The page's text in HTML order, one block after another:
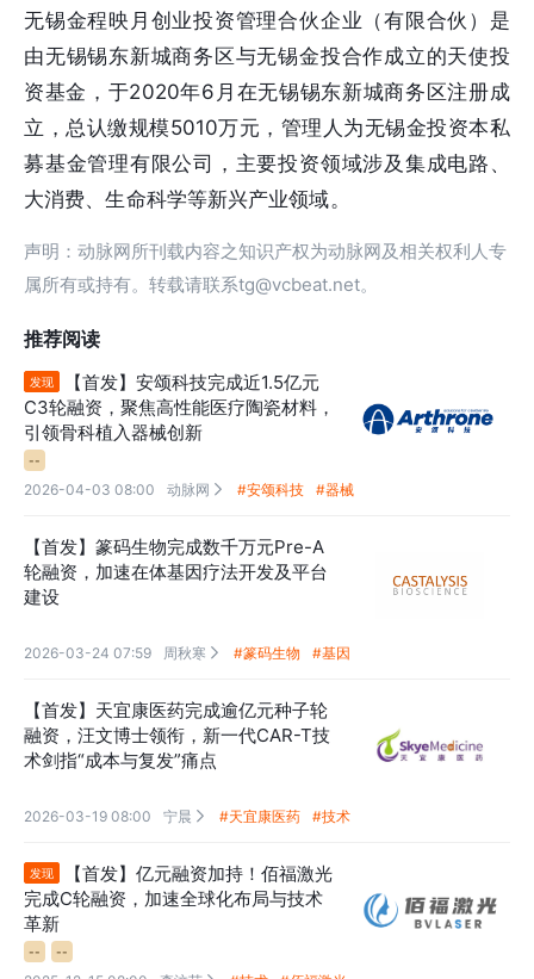
无锡金程映月创业投资管理合伙企业（有限合伙）是
由无锡锡东新城商务区与无锡金投合作成立的天使投
资基金，于2020年6月在无锡锡东新城商务区注册成
立，总认缴规模5010万元，管理人为无锡金投资本私
募基金管理有限公司，主要投资领域涉及集成电路、
大消费、生命科学等新兴产业领域。
声明：动脉网所刊载内容之知识产权为动脉网及相关权利人专
属所有或持有。转载请联系tg@vcbeat.net。
推荐阅读
发现
【首发】安颂科技完成近1.5亿元
C3轮融资，聚焦高性能医疗陶瓷材料，
引领骨科植入器械创新
--
2026-04-03 08:00 动脉网  #安颂科技 #器械
【首发】篆码生物完成数千万元Pre-A
轮融资，加速在体基因疗法开发及平台
建设
2026-03-24 07:59 周秋寒  #篆码生物 #基因
【首发】天宜康医药完成逾亿元种子轮
融资，汪文博士领衔，新一代CAR-T技
术剑指“成本与复发”痛点
2026-03-19 08:00 宁晨  #天宜康医药 #技术
发现
【首发】亿元融资加持！佰福激光
完成C轮融资，加速全球化布局与技术
革新
-- --